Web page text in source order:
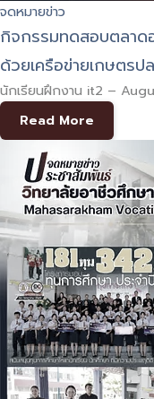
จดหมายข่าว
กิจกรรมทดสอบตลาด
ด้วยเครือข่ายเกษตรป
นักเรียนฝึกงาน it2 –
Read More